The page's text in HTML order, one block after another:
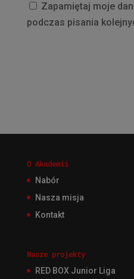
Zapamiętaj moje
podczas pisania
O Akademii
Nabór
Nasza misja
Kontakt
Nasze projekty
RED BOX Junior Liga